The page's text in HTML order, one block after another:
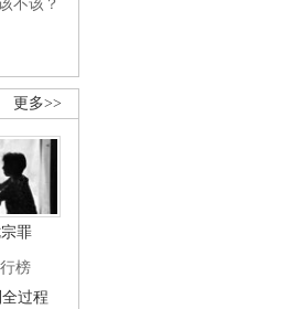
更多>>
罪
榜
过程